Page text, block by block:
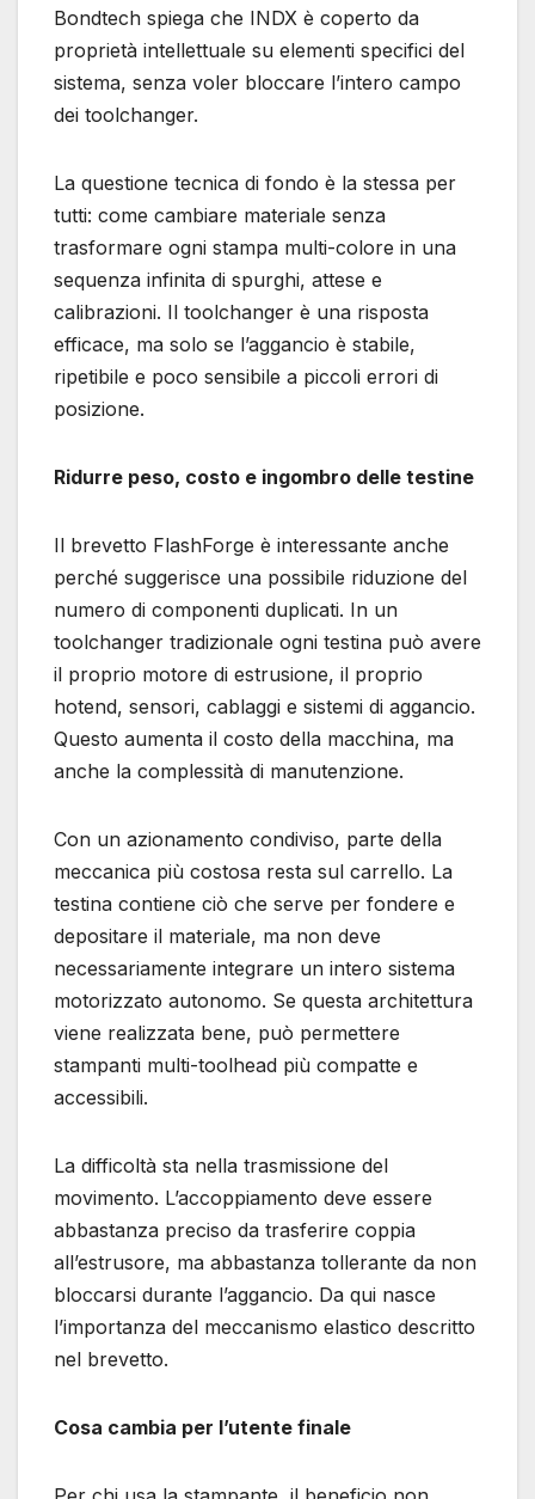
Bondtech spiega che INDX è coperto da
proprietà intellettuale su elementi specifici del
sistema, senza voler bloccare l’intero campo
dei toolchanger.
La questione tecnica di fondo è la stessa per
tutti: come cambiare materiale senza
trasformare ogni stampa multi-colore in una
sequenza infinita di spurghi, attese e
calibrazioni. Il toolchanger è una risposta
efficace, ma solo se l’aggancio è stabile,
ripetibile e poco sensibile a piccoli errori di
posizione.
Ridurre peso, costo e ingombro delle testine
Il brevetto FlashForge è interessante anche
perché suggerisce una possibile riduzione del
numero di componenti duplicati. In un
toolchanger tradizionale ogni testina può avere
il proprio motore di estrusione, il proprio
hotend, sensori, cablaggi e sistemi di aggancio.
Questo aumenta il costo della macchina, ma
anche la complessità di manutenzione.
Con un azionamento condiviso, parte della
meccanica più costosa resta sul carrello. La
testina contiene ciò che serve per fondere e
depositare il materiale, ma non deve
necessariamente integrare un intero sistema
motorizzato autonomo. Se questa architettura
viene realizzata bene, può permettere
stampanti multi-toolhead più compatte e
accessibili.
La difficoltà sta nella trasmissione del
movimento. L’accoppiamento deve essere
abbastanza preciso da trasferire coppia
all’estrusore, ma abbastanza tollerante da non
bloccarsi durante l’aggancio. Da qui nasce
l’importanza del meccanismo elastico descritto
nel brevetto.
Cosa cambia per l’utente finale